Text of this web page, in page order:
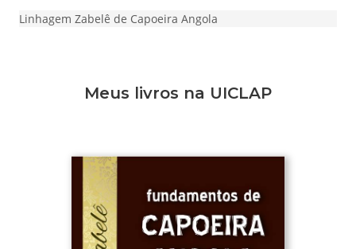
Linhagem Zabelê de Capoeira Angola
Meus livros na UICLAP